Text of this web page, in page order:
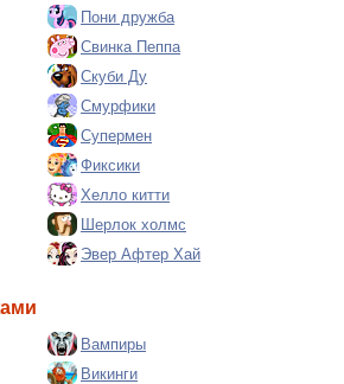
Пони дружба
Свинка Пеппа
Скуби Ду
Смурфики
Супермен
Фиксики
Хелло китти
Шерлок холмс
Эвер Афтер Хай
Вампиры
Викинги